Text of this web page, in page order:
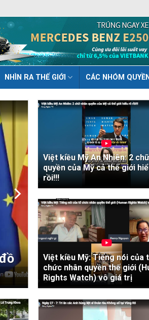
NHÌN RA THẾ GIỚI CÁC NHÓM QUYỀN
Việt kiều Mỹ An Nhiên: 2
quyền của Mỹ cả thế giới
rồi!!!
Việt kiều Mỹ: Tiếng nói của
chức nhân quyền thế giới
Rights Watch) vô giá trị